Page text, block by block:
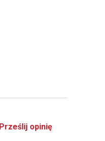
Prześlij opinię